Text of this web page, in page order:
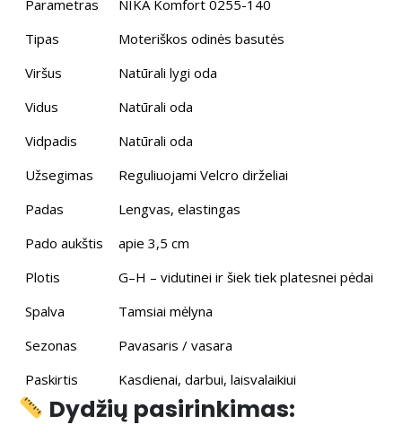
Parametras
NIKA Komfort 0255-140
Tipas
Moteriškos odinės basutės
Viršus
Natūrali lygi oda
Vidus
Natūrali oda
Vidpadis
Natūrali oda
Užsegimas
Reguliuojami Velcro dirželiai
Padas
Lengvas, elastingas
Pado aukštis
apie 3,5 cm
Plotis
G–H – vidutinei ir šiek tiek platesnei pėdai
Spalva
Tamsiai mėlyna
Sezonas
Pavasaris / vasara
Paskirtis
Kasdienai, darbui, laisvalaikiui
Dydžių pasirinkimas: